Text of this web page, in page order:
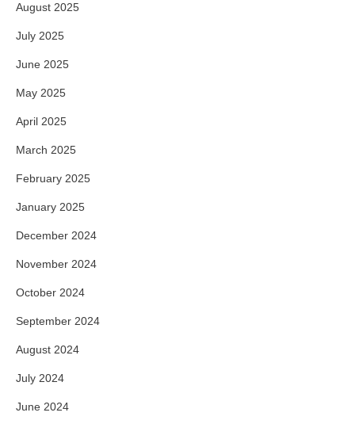
August 2025
July 2025
June 2025
May 2025
April 2025
March 2025
February 2025
January 2025
December 2024
November 2024
October 2024
September 2024
August 2024
July 2024
June 2024